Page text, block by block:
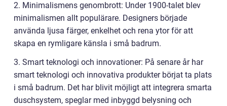
2. Minimalismens genombrott: Under 1900-talet blev
minimalismen allt populärare. Designers började
använda ljusa färger, enkelhet och rena ytor för att
skapa en rymligare känsla i små badrum.
3. Smart teknologi och innovationer: På senare år har
smart teknologi och innovativa produkter börjat ta plats
i små badrum. Det har blivit möjligt att integrera smarta
duschsystem, speglar med inbyggd belysning och